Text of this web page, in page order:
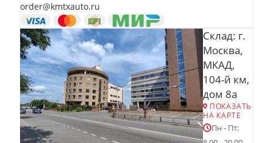
order@kmtxauto.ru
Склад: г.
Москва,
МКАД,
104-й км,
дом 8а
ПОКАЗАТЬ
НА КАРТЕ
Пн - Пт: